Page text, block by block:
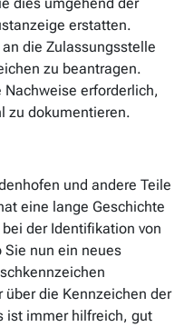
erstatten.
die Zulassungsstelle
zu beantragen.
erforderlich,
zu dokumentieren.
und andere Teile
eine lange Geschichte
der Identifikation von
Sie nun ein neues
über die Kennzeichen der
ist immer hilfreich, gut